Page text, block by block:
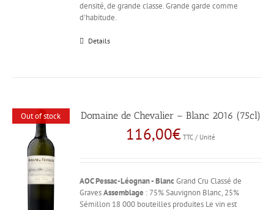
densité, de grande classe. Grande garde comme
d'habitude.
Details
Out of stock Domaine de Chevalier – Blanc 2016 (75cl)
116,00€ TTC / Unité
AOC Pessac-Léognan - Blanc Grand Cru Classé de
GravesAssemblage : 75% Sauvignon Blanc, 25%
Sémillon 18 000 bouteilles produites Le vin est